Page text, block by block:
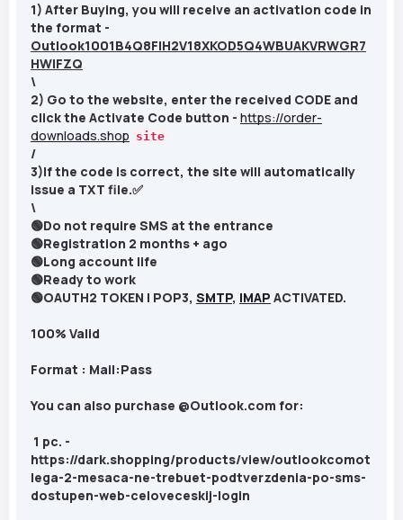
1) After Buying, you will receive an activation code in
the format -
Outlook1001B4Q8FIH2V18XKOD5Q4WBUAKVRWGR7
HWIFZQ
\
2) Go to the website, enterthe received CODE and
clickthe Activate Code button - https://order-
downloads.shop site
/
3)Ifthe code is correct, the site will automatically
issue a TXT file.✅
\
🟢Do not require SMS at the entrance
🟢Registration 2 months + ago
🟢Long account life
🟢Ready to work
🟢OAUTH2 TOKEN | POP3, SMTP, IMAP ACTIVATED.
100% Valid
Format : Mail:Pass
You can also purchase @Outlook.com for:
1 pc. -
https://dark.shopping/products/view/outlookcomot
lega-2-mesaca-ne-trebuet-podtverzdenia-po-sms-
dostupen-web-celoveceskij-login